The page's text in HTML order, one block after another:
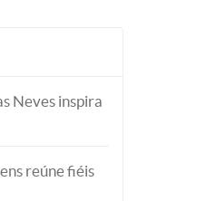
Neves inspira
reúne fiéis